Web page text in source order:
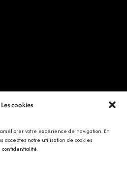
Les cookies
votre expérience de navigation. En
acceptez notre utilisation de cookies
confidentialité.